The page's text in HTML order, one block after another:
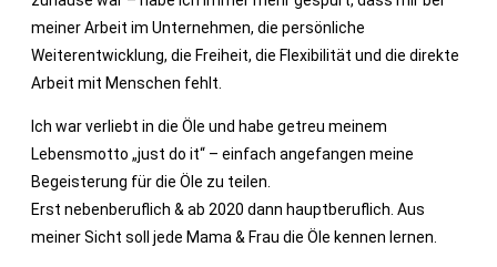
meiner Arbeit im Unternehmen, die persönliche
Weiterentwicklung, die Freiheit, die Flexibilität und die direkte
Arbeit mit Menschen fehlt.
Ich war verliebt in die Öle und habe getreu meinem
Lebensmotto „just do it“ – einfach angefangen meine
Begeisterung für die Öle zu teilen.
Erst nebenberuflich & ab 2020 dann hauptberuflich. Aus
meiner Sicht soll jede Mama & Frau die Öle kennen lernen.